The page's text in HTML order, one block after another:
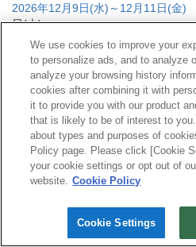
2026年12月9日(水)～12月11日(金)
日(火)
We use cookies to improve your
to personalize ads, and to analyze
analyze your browsing history
cookies after combining it with
it to provide you with our product
that is likely to be of interest to
about types and purposes of
Policy page. Please click [Cookie
your cookie settings or opt out of
website. Cookie Policy
Cookie Settings